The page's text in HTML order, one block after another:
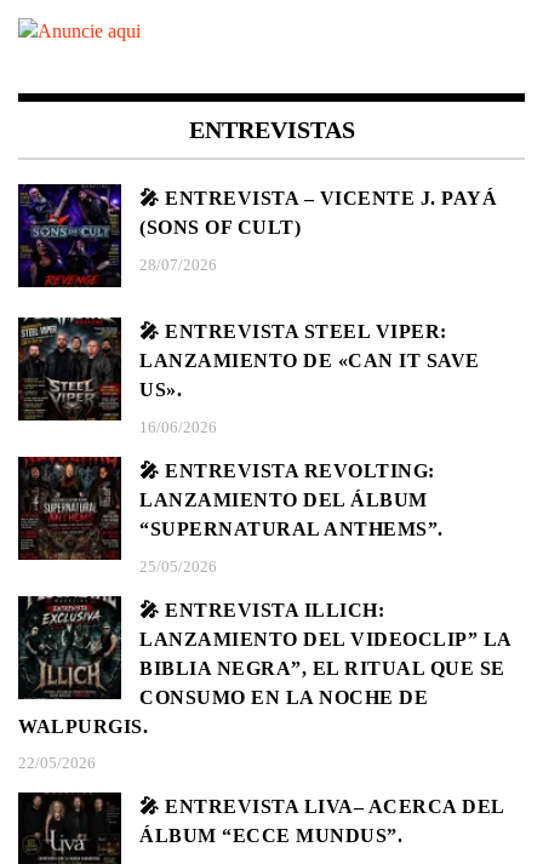
ENTREVISTAS
🎤 ENTREVISTA – VICENTE J. PAYÁ
(SONS OF CULT)
28/07/2026
🎤 ENTREVISTA STEEL VIPER:
LANZAMIENTO DE «CAN IT SAVE
US».
16/06/2026
🎤 ENTREVISTA REVOLTING:
LANZAMIENTO DEL ÁLBUM
“SUPERNATURAL ANTHEMS”.
25/05/2026
🎤 ENTREVISTA ILLICH:
LANZAMIENTO DEL VIDEOCLIP” LA
BIBLIA NEGRA”, EL RITUAL QUE SE
CONSUMO EN LA NOCHE DE
WALPURGIS.
22/05/2026
🎤 ENTREVISTA LIVA– ACERCA DEL
ÁLBUM “ECCE MUNDUS”.